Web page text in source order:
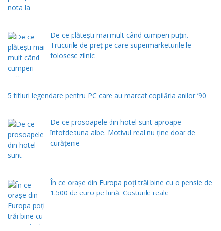
De ce plătești mai mult când cumperi puțin.
Trucurile de preț pe care supermarketurile le
folosesc zilnic
5 titluri legendare pentru PC care au marcat copilăria anilor ’90
De ce prosoapele din hotel sunt aproape
întotdeauna albe. Motivul real nu ține doar de
curățenie
În ce orașe din Europa poți trăi bine cu o pensie de
1.500 de euro pe lună. Costurile reale